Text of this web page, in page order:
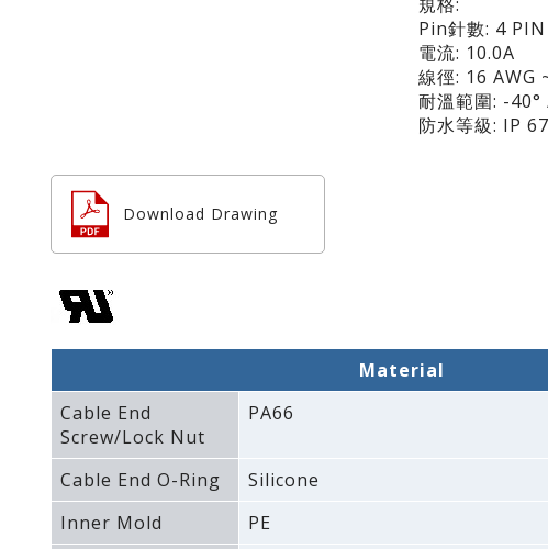
Pin針數: 4 PIN
電流: 10.0A
線徑: 16 AWG
耐溫範圍: -40°
防水等級: IP 67
Download Drawing
Material
Cable End
Screw/Lock Nut
PA66
Cable End O-Ring
Silicone
Inner Mold
PE